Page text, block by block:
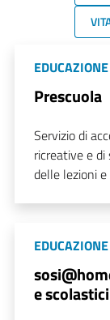
Prescuola
Servizio di
ricreative e di
delle lezioni
e scolastici